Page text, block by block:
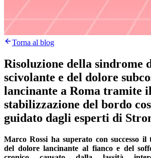
Torna al blog
Risoluzione della sindrome
scivolante e del dolore
lancinante a Roma tramite
stabilizzazione del bordo
guidato dagli esperti di
Marco Rossi ha superato con successo
del dolore lancinante al fianco e del